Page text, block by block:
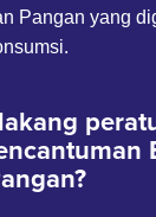
Pangan yang